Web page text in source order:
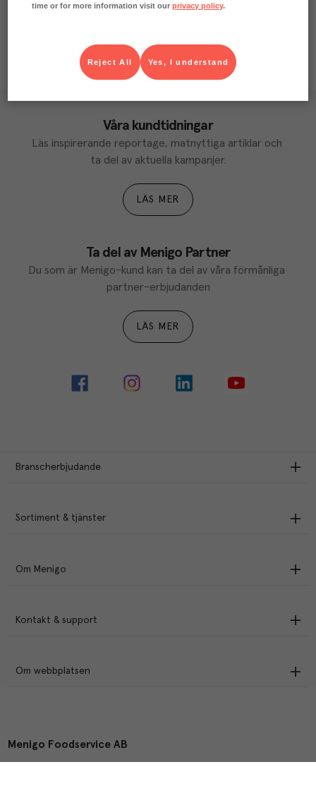
Våra kundtidningar
Läs inspirerande reportage, matnyttiga artiklar och
ta del av aktuella kampanjer.
LÄS MER
Ta del av Menigo Partner
Du som är Menigo-kund kan ta del av våra förmånliga
partner-erbjudanden
LÄS MER
Branscherbjudande
Sortiment & tjänster
Om Menigo
Kontakt & support
Om webbplatsen
Menigo Foodservice AB
time or for more information visit ourprivacy policy.
Yes, I understand
Reject All